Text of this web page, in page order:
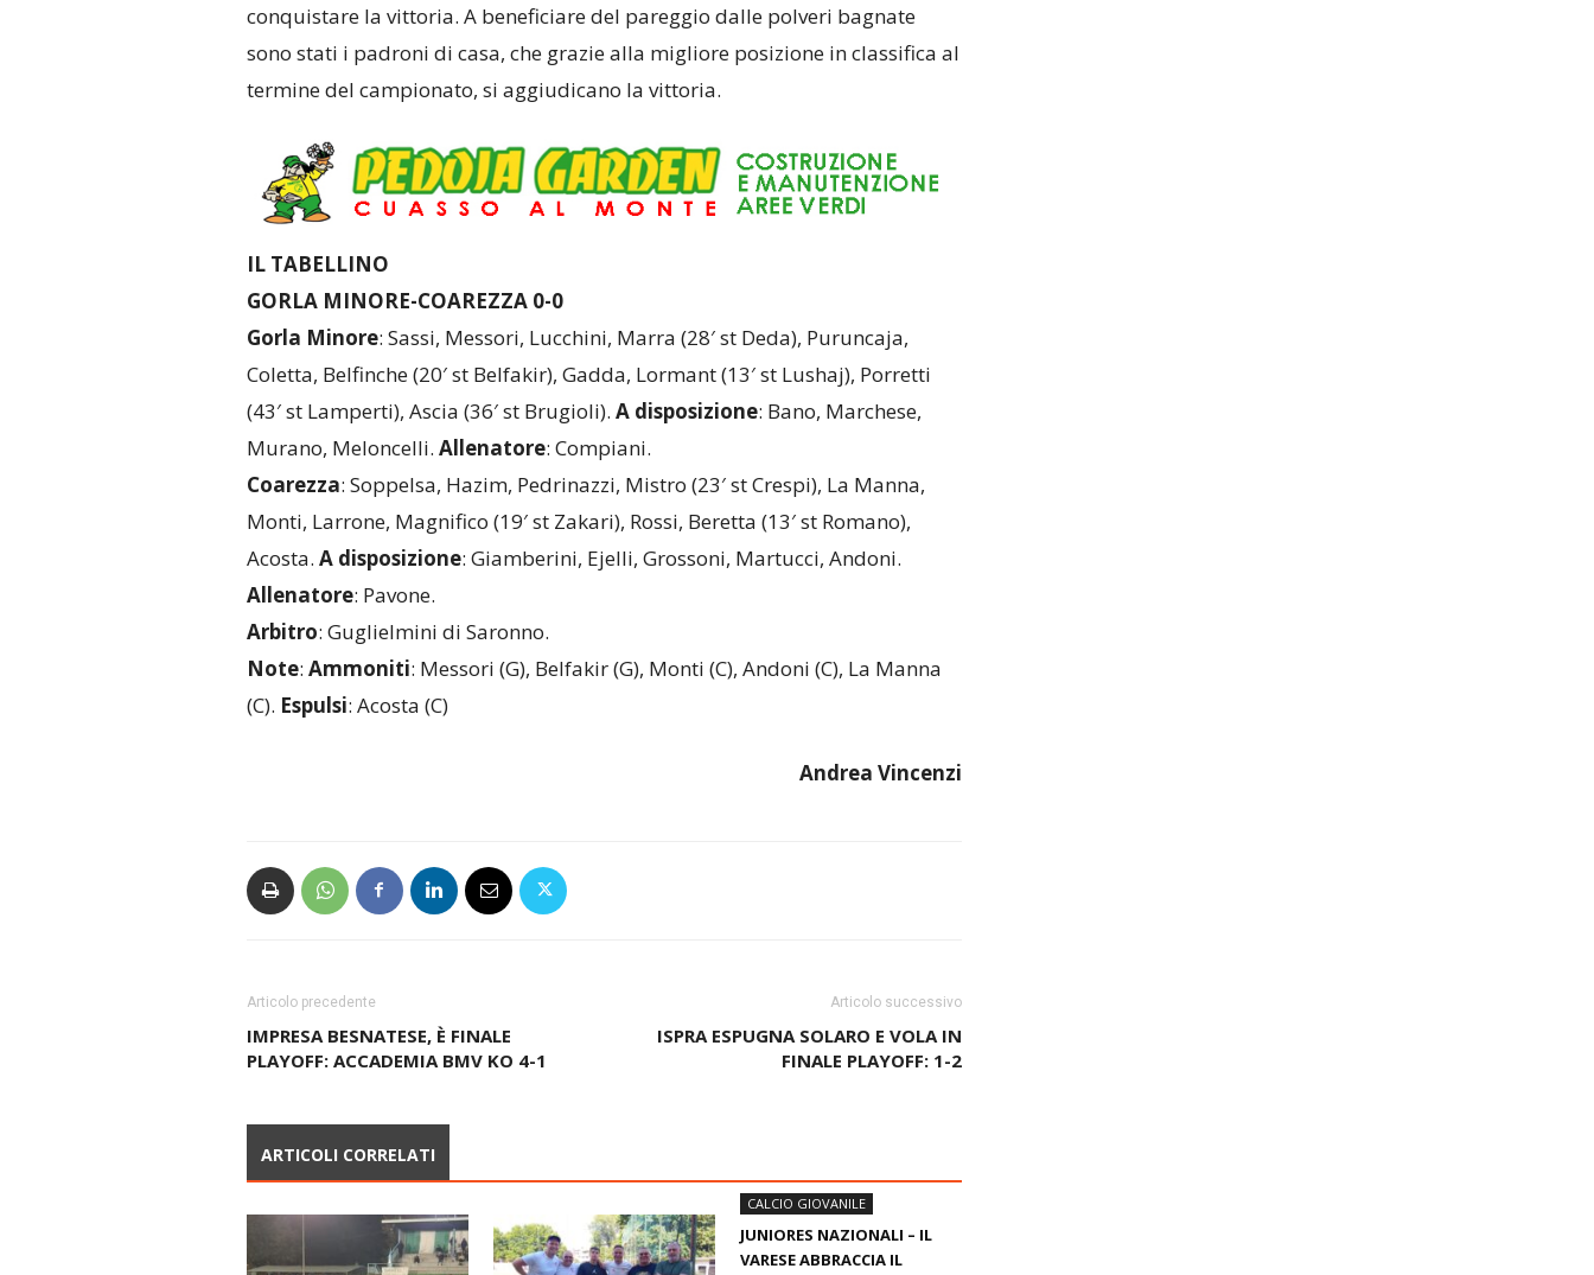
conquistare la vittoria. A beneficiare del pareggio dalle polveri bagnate
sono stati i padroni di casa, che grazie alla migliore posizione in classifica al
termine del campionato, si aggiudicano la vittoria.
IL TABELLINO
GORLA MINORE-COAREZZA 0-0
Gorla Minore: Sassi, Messori, Lucchini, Marra (28′ st Deda), Puruncaja,
Coletta, Belfinche (20′ st Belfakir), Gadda, Lormant (13′ st Lushaj), Porretti
(43′ st Lamperti), Ascia (36′ st Brugioli). A disposizione: Bano, Marchese,
Murano, Meloncelli. Allenatore: Compiani.
Coarezza: Soppelsa, Hazim, Pedrinazzi, Mistro (23′ st Crespi), La Manna,
Monti, Larrone, Magnifico (19′ st Zakari), Rossi, Beretta (13′ st Romano),
Acosta. A disposizione: Giamberini, Ejelli, Grossoni, Martucci, Andoni.
Allenatore: Pavone.
Arbitro: Guglielmini di Saronno.
Note: Ammoniti: Messori (G), Belfakir (G), Monti (C), Andoni (C), La Manna
(C). Espulsi: Acosta (C)
Andrea Vincenzi
Articolo precedente
IMPRESA BESNATESE, È FINALE
PLAYOFF: ACCADEMIA BMV KO 4-1
Articolo successivo
ISPRA ESPUGNA SOLARO E VOLA IN
FINALE PLAYOFF: 1-2
ARTICOLI CORRELATI
CALCIO GIOVANILE
JUNIORES NAZIONALI – IL
VARESE ABBRACCIA IL